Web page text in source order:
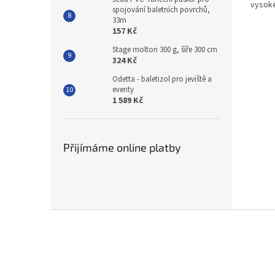
spojování baletních povrchů,
33m
157 Kč
Stage molton 300 g, šíře 300 cm
324 Kč
Odetta - baletizol pro jeviště a
eventy
1 589 Kč
Přijímáme online platby